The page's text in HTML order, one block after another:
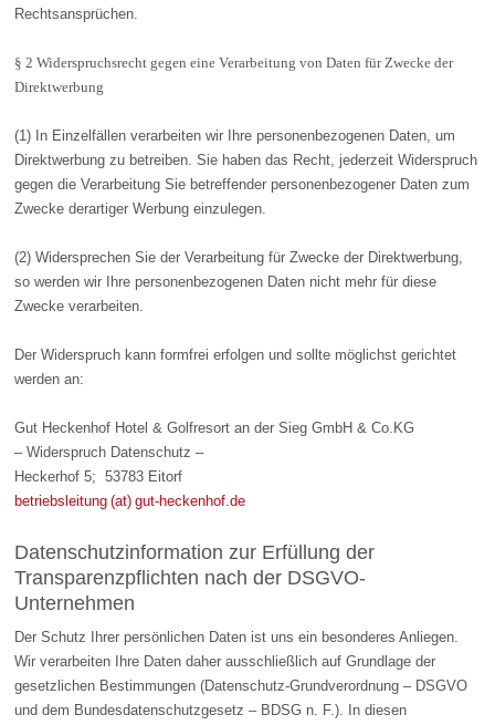
Rechtsansprüchen.
§ 2 Widerspruchsrecht gegen eine Verarbeitung von Daten für Zwecke der
Direktwerbung
(1) In Einzelfällen verarbeiten wir Ihre personenbezogenen Daten, um
Direktwerbung zu betreiben. Sie haben das Recht, jederzeit Widerspruch
gegen die Verarbeitung Sie betreffender personenbezogener Daten zum
Zwecke derartiger Werbung einzulegen.
(2) Widersprechen Sie der Verarbeitung für Zwecke der Direktwerbung,
so werden wir Ihre personenbezogenen Daten nicht mehr für diese
Zwecke verarbeiten.
Der Widerspruch kann formfrei erfolgen und sollte möglichst gerichtet
werden an:
Gut Heckenhof Hotel & Golfresort an der Sieg GmbH & Co.KG
– Widerspruch Datenschutz –
Heckerhof 5; 53783 Eitorf
betriebsleitung (at) gut-heckenhof.de
Datenschutzinformation zur Erfüllung der
Transparenzpflichten nach der DSGVO-
Unternehmen
Der Schutz Ihrer persönlichen Daten ist uns ein besonderes Anliegen.
Wir verarbeiten Ihre Daten daher ausschließlich auf Grundlage der
gesetzlichen Bestimmungen (Datenschutz-Grundverordnung – DSGVO
und dem Bundesdatenschutzgesetz – BDSG n. F.). In diesen